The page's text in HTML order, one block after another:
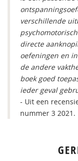
verschillende
directe
oefeningen en
de andere
boek goed
ieder geval
- Uit een
nummer 3 2021.